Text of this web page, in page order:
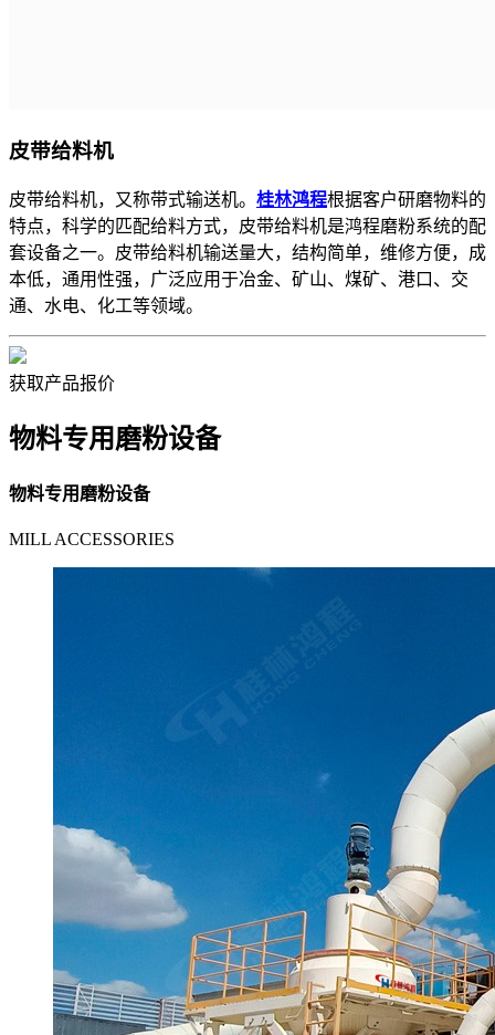
皮带给料机
皮带给料机，又称带式输送机。 桂林鸿程根据客户研磨物料的
特点，科学的匹配给料方式，皮带给料机是鸿程磨粉系统的配
套设备之一。皮带给料机输送量大，结构简单，维修方便，成
本低，通用性强，广泛应用于冶金、矿山、煤矿、港口、交
通、水电、化工等领域。
获取产品报价
物料专用磨粉设备
物料专用磨粉设备
MILL ACCESSORIES